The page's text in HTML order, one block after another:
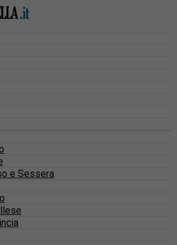
e Sessera